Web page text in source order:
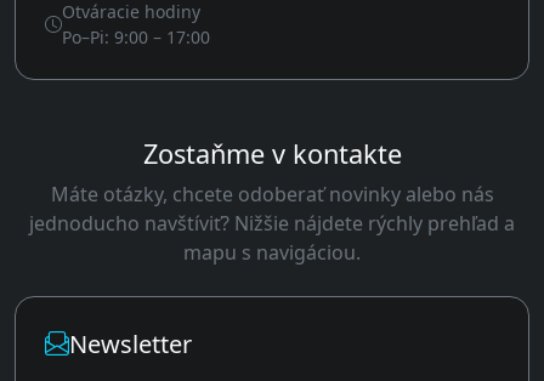
Otváracie hodiny
Po–Pi: 9:00 – 17:00
Zostaňme v kontakte
Máte otázky, chcete odoberať novinky alebo nás
jednoducho navštíviť? Nižšie nájdete rýchly prehľad a
mapu s navigáciou.
Newsletter